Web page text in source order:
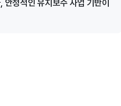
정적인 유지보수 사업 기반이